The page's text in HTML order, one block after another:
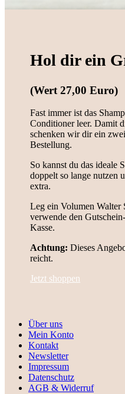
Hol dir ein
(Wert 27,00 Euro)
Fast immer ist das
Conditioner leer. Damit
schenken wir dir ein
Bestellung.
So kannst du das ideale
doppelt so lange nutzen
extra.
Leg ein Volumen Walter
verwende den
Kasse.
Achtung: Dieses
reicht.
Jetzt shoppen
Über uns
Mein Konto
Kontakt
Newsletter
Impressum
Datenschutz
AGB & Widerruf